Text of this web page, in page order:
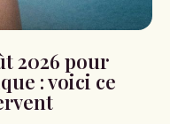
2026 pour
: voici ce